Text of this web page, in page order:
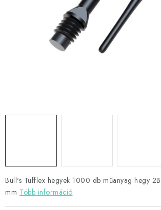
JÁTÉKOSOK
Bull's Tufflex hegyek 1000 db műanyag hegy
mm Több információ